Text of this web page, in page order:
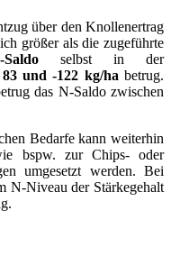
über den Knollenertrag
größer als die zugeführte
Saldo selbst in der
und -122 kg/ha betrug.
das N-Saldo zwischen
Bedarfe kann weiterhin
bspw. zur Chips- oder
umgesetzt werden. Bei
N-Niveau der Stärkegehalt